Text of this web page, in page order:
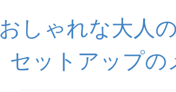
おしゃれな大人
セットアップの